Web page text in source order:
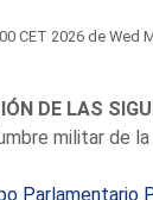
CET 2026de Wed
DE LAS
militar de
Parlamentario